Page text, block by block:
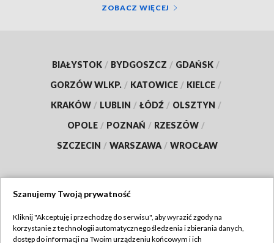
ZOBACZ WIĘCEJ
BIAŁYSTOK / BYDGOSZCZ / GDAŃSK /
GORZÓW WLKP. / KATOWICE / KIELCE /
KRAKÓW / LUBLIN / ŁÓDŹ / OLSZTYN /
OPOLE / POZNAŃ / RZESZÓW /
SZCZECIN / WARSZAWA / WROCŁAW
TVP
Szanujemy Twoją prywatność
Kliknij "Akceptuję i przechodzę do serwisu", aby wyrazić zgody na
korzystanie z technologii automatycznego śledzenia i zbierania danych,
dostęp do informacji na Twoim urządzeniu końcowym i ich